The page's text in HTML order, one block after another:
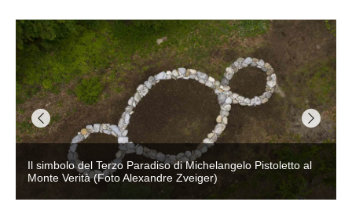
Pistoletto al